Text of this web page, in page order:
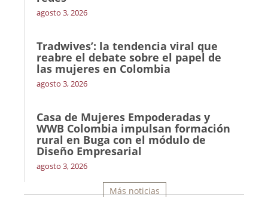
agosto 3, 2026
Tradwives’: la tendencia viral que
reabre el debate sobre el papel de
las mujeres en Colombia
agosto 3, 2026
Casa de Mujeres Empoderadas y
WWB Colombia impulsan formación
rural en Buga con el módulo de
Diseño Empresarial
agosto 3, 2026
Más noticias